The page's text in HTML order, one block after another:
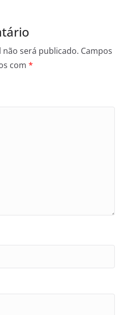
não será publicado. Campos
com *